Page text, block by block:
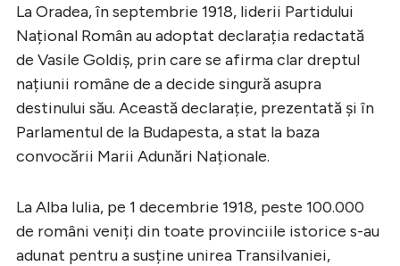
La Oradea, în septembrie 1918, liderii Partidului
Național Român au adoptat declarația redactată
de Vasile Goldiș, prin care se afirma clar dreptul
națiunii române de a decide singură asupra
destinului său. Această declarație, prezentată și în
Parlamentul de la Budapesta, a stat la baza
convocării Marii Adunări Naționale.
La Alba Iulia, pe 1 decembrie 1918, peste 100.000
de români veniți din toate provinciile istorice s-au
adunat pentru a susține unirea Transilvaniei,